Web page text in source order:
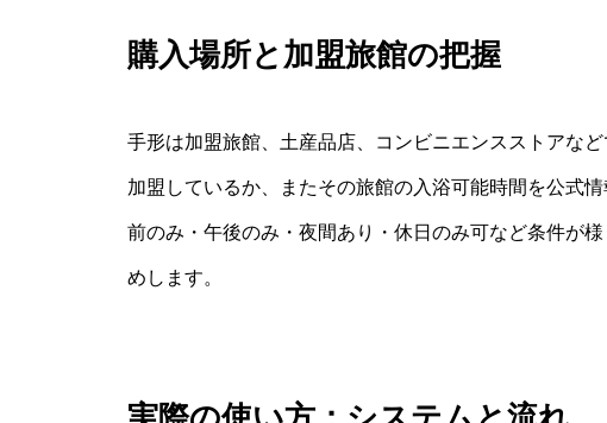
購入場所と加盟旅館の把握
手形は加盟旅館、土産品店、コンビニエンスストアな
加盟しているか、またその旅館の入浴可能時間を公式
前のみ・午後のみ・夜間あり・休日のみ可など条件が
めします。